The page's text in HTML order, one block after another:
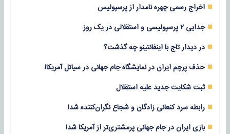
اخراج رسمی چهره نامدار از پرسپولیس
جدایی ۲ پرسپولیسی و استقلالی در یک روز
در دیدار تاج با اینفانتینو چه گذشت؟
حذف پرچم ایران در نمایشگاه جام جهانی در سیاتل آمریکا!
ثبت شکایت جدید علیه استقلال
رابطه سرد کنعانی زادگان و شجاع نگران‌کننده شد!
بازی‌ ایران در جام جهانی پرمشتری‌تر از آمریکا شد!